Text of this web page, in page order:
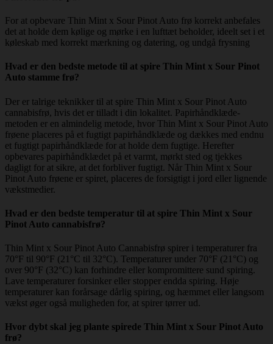
For at opbevare Thin Mint x Sour Pinot Auto frø korrekt anbefales
det at holde dem kølige og mørke i en lufttæt beholder, ideelt set i et
køleskab med korrekt mærkning og datering, og undgå frysning
Hvad er den bedste metode til at spire Thin Mint x Sour Pinot
Auto stamme frø?
Der er talrige teknikker til at spire Thin Mint x Sour Pinot Auto
cannabisfrø, hvis det er tilladt i din lokalitet. Papirhåndklæde-
metoden er en almindelig metode, hvor Thin Mint x Sour Pinot Auto
frøene placeres på et fugtigt papirhåndklæde og dækkes med endnu
et fugtigt papirhåndklæde for at holde dem fugtige. Herefter
opbevares papirhåndklædet på et varmt, mørkt sted og tjekkes
dagligt for at sikre, at det forbliver fugtigt. Når Thin Mint x Sour
Pinot Auto frøene er spiret, placeres de forsigtigt i jord eller lignende
vækstmedier.
Hvad er den bedste temperatur til at spire Thin Mint x Sour
Pinot Auto cannabisfrø?
Thin Mint x Sour Pinot Auto Cannabisfrø spirer i temperaturer fra
70°F til 90°F (21°C til 32°C). Temperaturer under 70°F (21°C) og
over 90°F (32°C) kan forhindre eller kompromittere sund spiring.
Lave temperaturer forsinker eller stopper endda spiring. Høje
temperaturer kan forårsage dårlig spiring, og hæmmet eller langsom
vækst øger også muligheden for, at spirer tørrer ud.
Hvor dybt skal jeg plante spirede Thin Mint x Sour Pinot Auto
frø?